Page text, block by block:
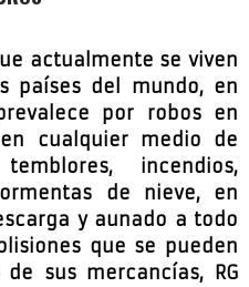
actualmente se viven
países del mundo, en
por robos en
cualquier medio de
incendios,
de nieve, en
y aunado a todo
que se pueden
sus mercancías, RG